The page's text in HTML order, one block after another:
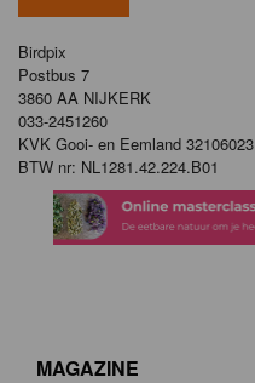
Birdpix
Postbus 7
3860 AA NIJKERK
033-2451260
KVK Gooi- en Eemland 32106023
BTW nr: NL1281.42.224.B01
MAGAZINE